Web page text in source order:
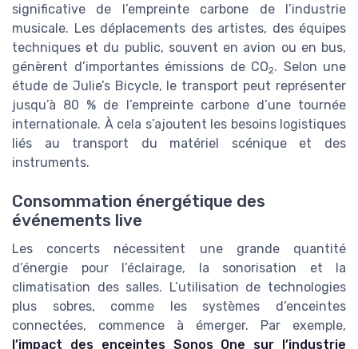
significative de l’empreinte carbone de l’industrie
musicale. Les déplacements des artistes, des équipes
techniques et du public, souvent en avion ou en bus,
génèrent d’importantes émissions de CO2. Selon une
étude de Julie’s Bicycle, le transport peut représenter
jusqu’à 80 % de l’empreinte carbone d’une tournée
internationale. À cela s’ajoutent les besoins logistiques
liés au transport du matériel scénique et des
instruments.
Consommation énergétique des
événements live
Les concerts nécessitent une grande quantité
d’énergie pour l’éclairage, la sonorisation et la
climatisation des salles. L’utilisation de technologies
plus sobres, comme les systèmes d’enceintes
connectées, commence à émerger. Par exemple,
l’impact des enceintes Sonos One sur l’industrie